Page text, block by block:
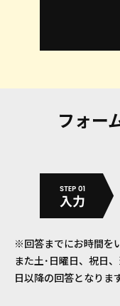
フォー
※回答までにお時間を
また土･日曜日、祝日
日以降の回答となります